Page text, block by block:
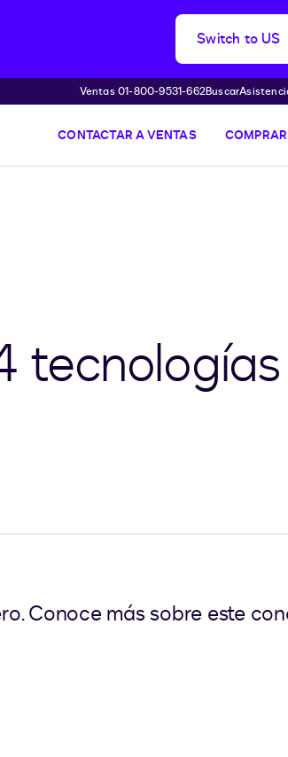
Switch to US
Ventas 01-800-9531-662Buscar
CONTACTAR A VENTAS
Conoce más sobre este